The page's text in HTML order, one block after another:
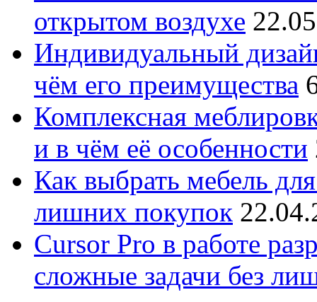
открытом воздухе
Индивидуальный
чём его преимущества
Комплексная
и в чём её особенности
Как выбрать мебель
лишних покупок
Cursor Pro в работе
сложные задачи без